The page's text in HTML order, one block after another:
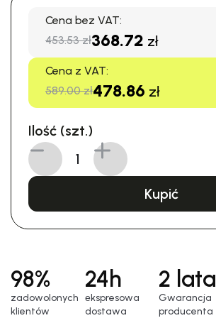
Cena bez VAT:
453.53 zł368.72 zł
Cena z VAT:
589.00 zł478.86 zł
Ilość (szt.)
Kupić
98%
zadowolonych
klientów
24h
еkspresowa
dostawa
2 lata
Gwarancja
producenta